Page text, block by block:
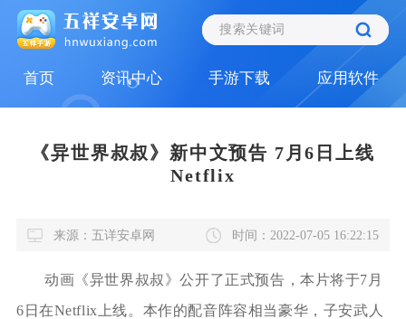
首页 资讯中心 手游下载 应用软件
《异世界叔叔》新中文预告 7月6日上线
Netflix
来源：五详安卓网 时间：2022-07-05 16:22:15
动画《异世界叔叔》公开了正式预告，本片将于7月
6日在Netflix上线。本作的配音阵容相当豪华，子安武人